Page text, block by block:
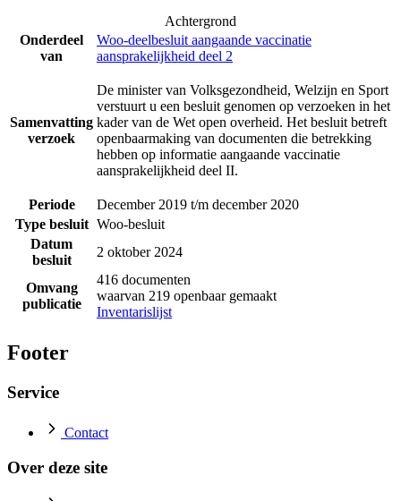
Achtergrond
Onderdeel
van
Woo-deelbesluit aangaande vaccinatie
aansprakelijkheid deel 2
Samenvatting
verzoek
De minister van Volksgezondheid, Welzijn en Sport
verstuurt u een besluit genomen op verzoeken in het
kader van de Wet open overheid. Het besluit betreft
openbaarmaking van documenten die betrekking
hebben op informatie aangaande vaccinatie
aansprakelijkheid deel II.
Periode
December 2019 t/m december 2020
Type besluit Woo-besluit
Datum
besluit
2 oktober 2024
Omvang
publicatie
416 documenten
waarvan 219 openbaar gemaakt
Inventarislijst
Footer
Service
Contact
Over deze site